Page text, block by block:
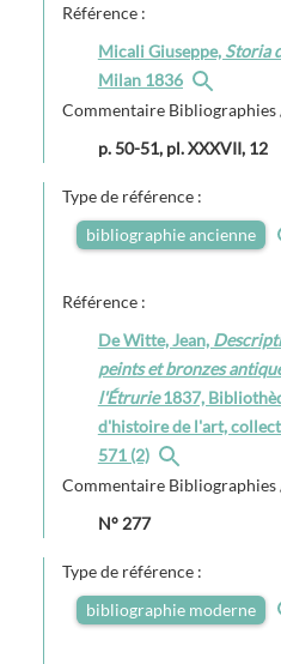
Référence :
Micali Giuseppe, Storia
Milan 1836
Commentaire Bibliographies
p. 50-51, pl. XXXVII, 12
Type de référence :
bibliographie ancienne
Référence :
De Witte, Jean,
peints et bronzes
l'Étrurie1837,
d'histoire de l'art,
571 (2)
Commentaire Bibliographies
N° 277
Type de référence :
bibliographie moderne